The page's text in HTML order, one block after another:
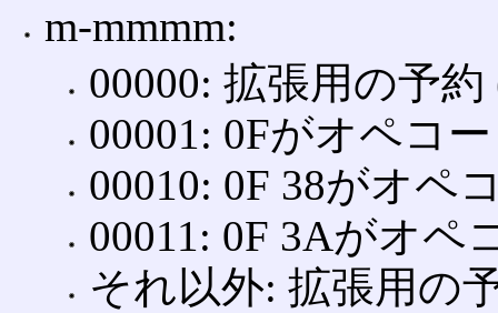
m-mmmm:
00000: 拡張用の予
00001: 0Fがオペコ
00010: 0F 38がオペ
00011: 0F 3Aがオペ
それ以外: 拡張用の